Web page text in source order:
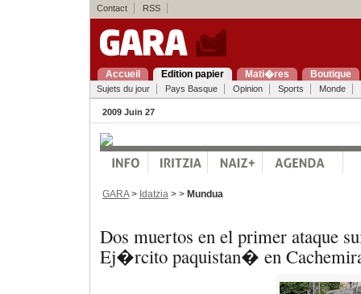
Contact RSS
Accueil Edition papier Mati�res Boutique
Sujets du jour Pays Basque Opinion Sports Monde
2009 Juin 27
GARA> Idatzia > > Mundua
Dos muertos en el primer ataque
Ej�rcito paquistan� en